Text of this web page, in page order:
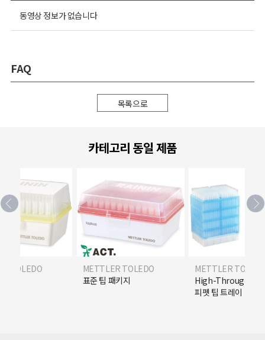
동영상 정보가 없습니다
FAQ
목록으로
카테고리 동일 제품
TOLEDO
METTLER TOLEDO
표준 팁 패키지
METTLER
High-Throughput
피펫 팁 트레이